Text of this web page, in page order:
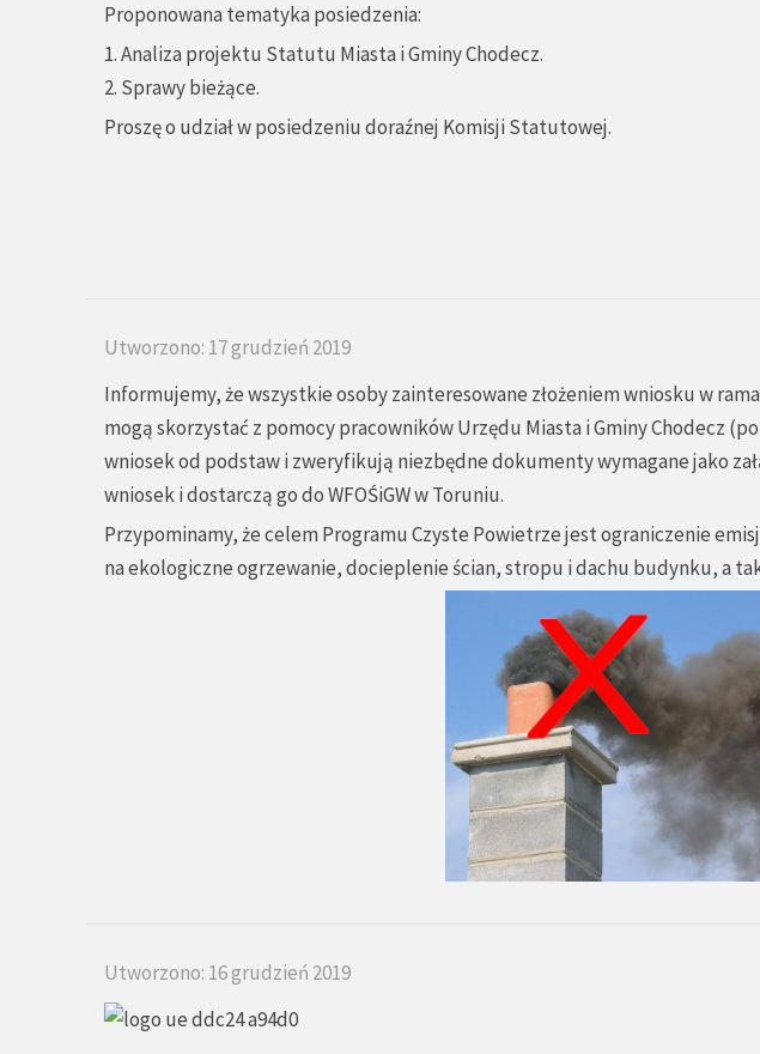
Proponowana tematyka posiedzenia:
1. Analiza projektu Statutu Miasta i Gminy Chodecz.
2. Sprawy bieżące.
Proszę o udział w posiedzeniu doraźnej Komisji Statutowej.
Utworzono: 17 grudzień 2019
Informujemy, że wszystkie osoby zainteresowane złożeniem wniosku w
mogą skorzystać z pomocy pracowników Urzędu Miasta i Gminy Chodecz
wniosek od podstaw i zweryfikują niezbędne dokumenty wymagane jako
wniosek i dostarczą go do WFOŚiGW w Toruniu.
Przypominamy, że celem Programu Czyste Powietrze jest ograniczenie
na ekologiczne ogrzewanie, docieplenie ścian, stropu i dachu budynku, a
Utworzono: 16 grudzień 2019